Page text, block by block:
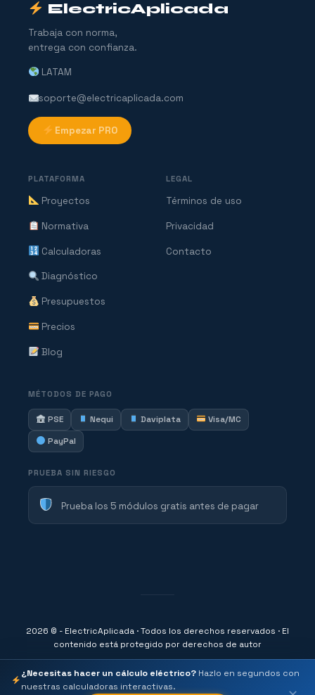
ElectricAplicada
Trabaja con norma,
entrega con confianza.
LATAM
soporte@electricaplicada.com
Empezar PRO
PLATAFORMA
Proyectos
Normativa
Calculadoras
Diagnóstico
Presupuestos
Precios
Blog
LEGAL
Términos de uso
Privacidad
Contacto
MÉTODOS DE PAGO
PSE Nequi Daviplata
Visa/MC
PayPal
PRUEBA SIN RIESGO
Prueba los 5 módulos gratis antes de pagar
2026 © - ElectricAplicada · Todos los derechos reservados · El
contenido está protegido por derechos de autor
¿Necesitas hacer un cálculo eléctrico? Hazlo en segundos con
nuestras calculadoras interactivas.